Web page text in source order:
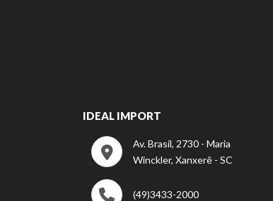
IDEAL IMPORT
Av. Brasil, 2730 - Maria
Winckler, Xanxerê - SC
(49)3433-2000